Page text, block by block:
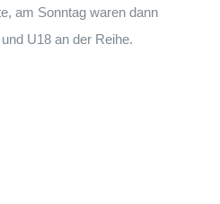
am Sonntag waren dann
U18 an der Reihe.